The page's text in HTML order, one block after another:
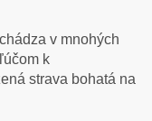
v mnohých
k
strava bohatá na